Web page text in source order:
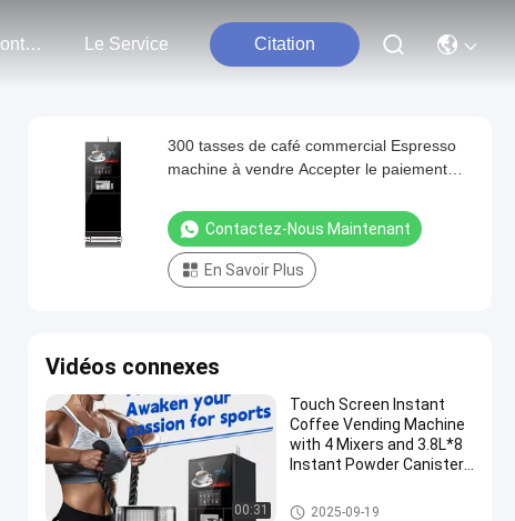
Nous Contacter Le Service Citation
300 tasses de café commercial Espresso
machine à vendre Accepter le paiement
Contactez-Nous Maintenant
En Savoir Plus
Vidéos connexes
00:31
Touch Screen Instant
Coffee Vending Machine
with 4 Mixers and 3.8L*8
Instant Powder Canisters
Espresso Brewer
Vendeuse de café instantané
2025-09-19